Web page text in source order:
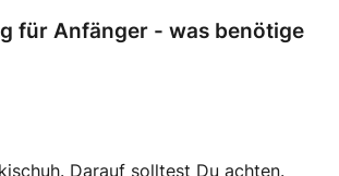
für Anfänger - was benötige